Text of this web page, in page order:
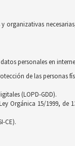
personales en
de las personas
(LOPD-GDD).
Orgánica 15/1999,
CE).